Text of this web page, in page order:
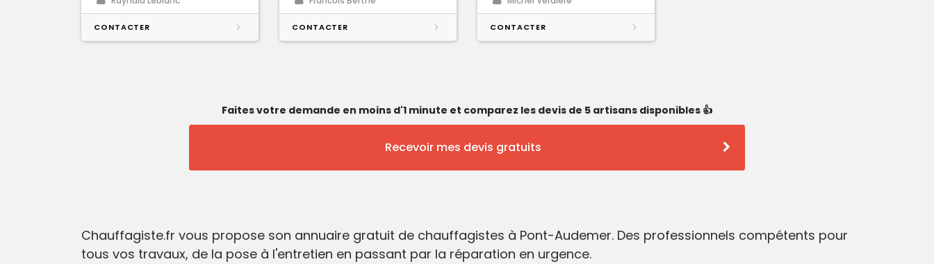
CONTACTER CONTACTER CONTACTER
Faites votre demande en moins d'1 minute et comparez les devis de 5 artisans disponibles 👍
Recevoir mes devis gratuits
Chauffagiste.fr vous propose son annuaire gratuit de chauffagistes à Pont-Audemer. Des professionnels compétents pour
tous vos travaux, de la pose à l'entretien en passant par la réparation en urgence.